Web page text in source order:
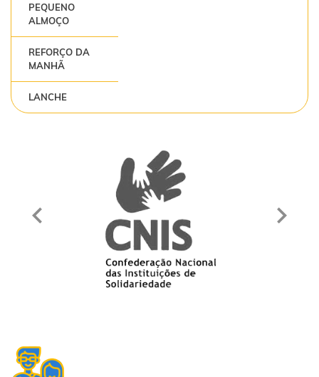
PEQUENO
ALMOÇO
REFORÇO DA
MANHÃ
LANCHE